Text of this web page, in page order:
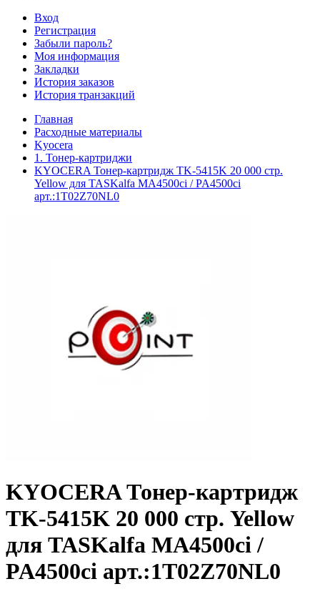
Вход
Регистрация
Забыли пароль?
Моя информация
Закладки
История заказов
История транзакций
Главная
Расходные материалы
Kyocera
1. Тонер-картриджи
KYOCERA Тонер-картридж TK-5415K 20 000 стр.
Yellow для TASKalfa MA4500ci / PA4500ci
арт.:1T02Z70NL0
KYOCERA Тонер-картридж
TK-5415K 20 000 стр. Yellow
для TASKalfa MA4500ci /
PA4500ci арт.:1T02Z70NL0